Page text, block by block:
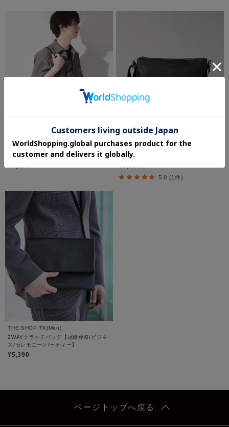
THE SHOP TK(Men)
配色ミニフラップバッグ
¥4,989
THE SHOP TK(Men)
サフィアーノミニサコッシュ
¥3,960
5.0 (1件)
THE SHOP TK(Men)
2WAYクラッチバッグ【冠婚葬祭/ビジネ
ス/セレモニー/パーティー】
¥5,390
ページトップへ戻る